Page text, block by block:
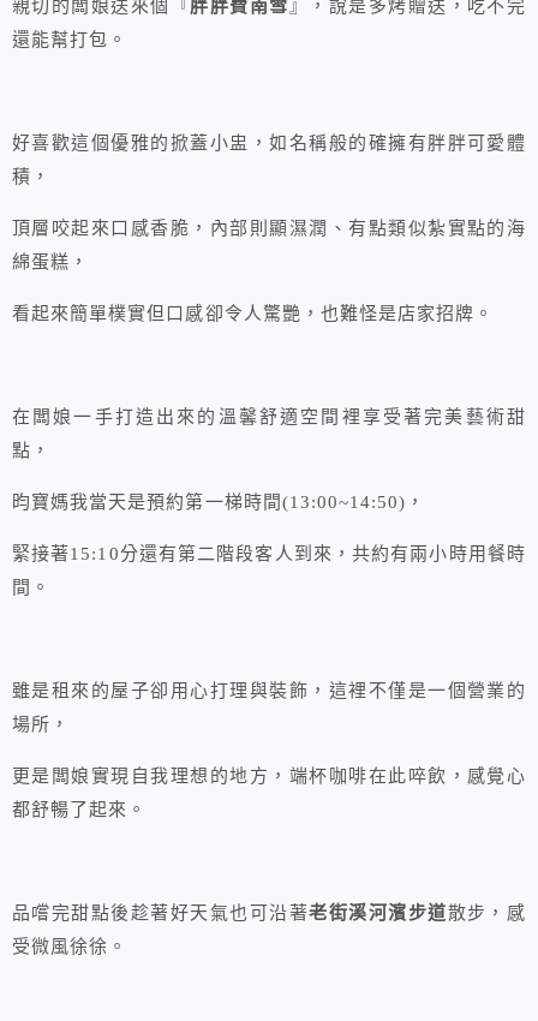
親切的闆娘送來個『胖胖費南雪』，說是多烤贈送，吃不完
還能幫打包。
好喜歡這個優雅的掀蓋小盅，如名稱般的確擁有胖胖可愛體
積，
頂層咬起來口感香脆，內部則顯濕潤、有點類似紮實點的海
綿蛋糕，
看起來簡單樸實但口感卻令人驚艷，也難怪是店家招牌。
在闆娘一手打造出來的溫馨舒適空間裡享受著完美藝術甜
點，
昀寶媽我當天是預約第一梯時間(13:00~14:50)，
緊接著15:10分還有第二階段客人到來，共約有兩小時用餐時
間。
雖是租來的屋子卻用心打理與裝飾，這裡不僅是一個營業的
場所，
更是闆娘實現自我理想的地方，端杯咖啡在此啐飲，感覺心
都舒暢了起來。
品嚐完甜點後趁著好天氣也可沿著老街溪河濱步道散步，感
受微風徐徐。